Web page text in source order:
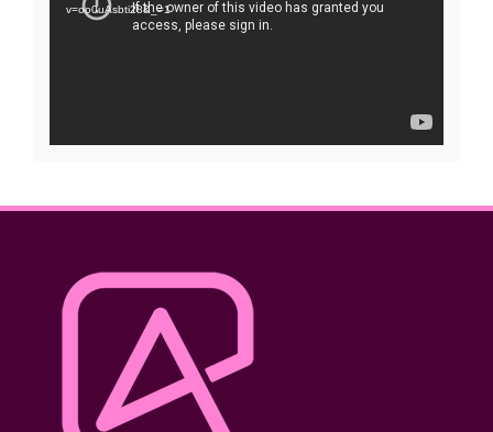
v=oo0uAsbti28&_=1